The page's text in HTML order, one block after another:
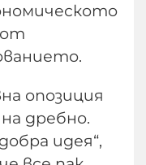
от
опозиция
дребно.
идея“,